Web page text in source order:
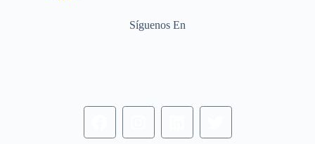
Síguenos En